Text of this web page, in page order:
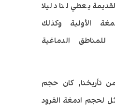
يعطي لنا دليلا
الأولية وكذلك
للمناطق الدماغية
من تأريخنا, كان حجم
لحجم ادمغة القرود